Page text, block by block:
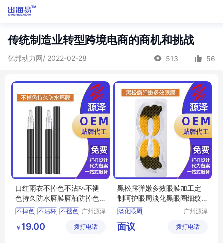
传统制造业转型跨境电商的商机和挑战
亿邦动力网/ 2022-02-28 513 56
口红雨衣不掉色不沾杯不褪
色持久防水唇膜唇釉防掉色O
EM定做
不掉色 不沾杯 不褪色 广州源泽
公司
￥ 19.00 拨打电话
黑松露弹嫩多效眼膜加工定
制呵护眼周淡化黑眼圈细纹
多效眼 膜oem
淡化眼周
广州源泽
公司
面议 拨打电话